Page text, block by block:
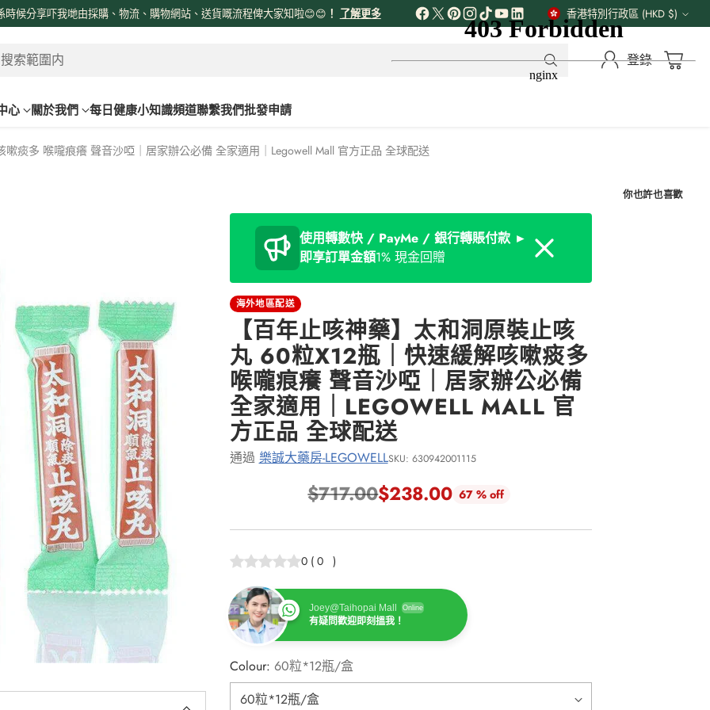
時候分享吓我哋由採購、物流、購物網站、送貨嘅流程俾大家知啦😊😊 ！ 了解更多
貨
幣
香港特別行政區 (HKD $)
索範圍内 登錄
心 關於我們 每日健康小知識頻道聯繫我們批發申請
痰多 喉嚨痕癢 聲音沙啞｜居家辦公必備 全家適用｜Legowell Mall 官方正品 全球配送
使用轉數快 / PayMe / 銀行轉賬付款 ►
即享訂單金額1% 現金回贈
Dismiss
海外地區配送
【百年止咳神藥】太和洞原裝止咳
丸 60粒X12瓶｜快速緩解咳嗽痰多
喉嚨痕癢 聲音沙啞｜居家辦公必備
全家適用｜LEGOWELL MALL 官
方正品 全球配送
通過 樂誠大藥房-LEGOWELLSKU: 630942001115
正
常
價
格
$717.00$238.00 67 % off
0 ( 0 )
Joey@Taihopai Mall Online
有疑問歡迎即刻搵我！
Colour: 60粒*12瓶/盒
你也許也喜歡